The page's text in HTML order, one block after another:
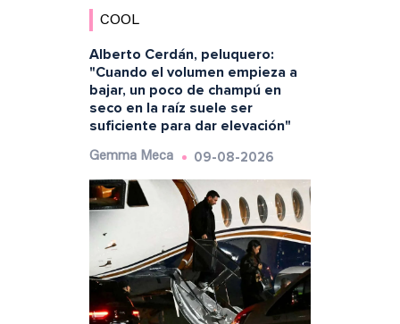
COOL
Alberto Cerdán, peluquero:
"Cuando el volumen empieza a
bajar, un poco de champú en
seco en la raíz suele ser
suficiente para dar elevación"
Gemma Meca 09-08-2026